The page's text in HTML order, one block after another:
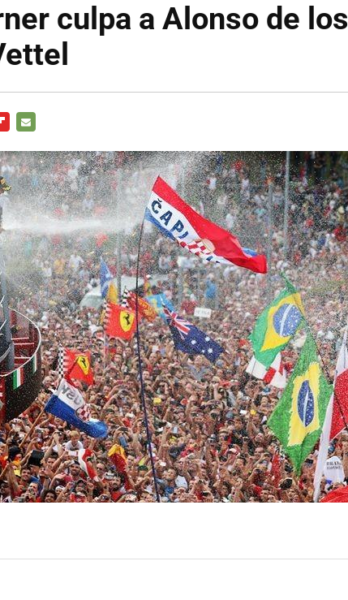
culpa a Alonso de los
MAIL